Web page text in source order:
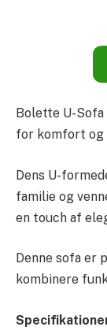
Bolette U-
for komfort og
Dens U-
familie og
en touch af
Denne sofa er
kombinere